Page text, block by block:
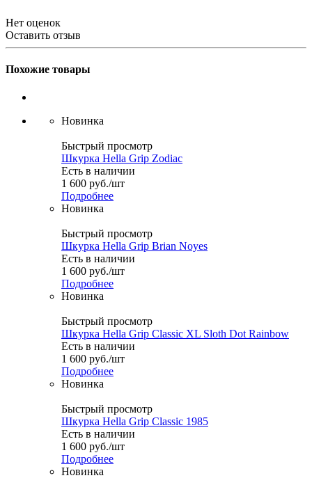
Нет оценок
Оставить отзыв
Похожие товары
Новинка
Быстрый просмотр
Шкурка Hella Grip Zodiac
Есть в наличии
1 600 руб./шт
Подробнее
Новинка
Быстрый просмотр
Шкурка Hella Grip Brian Noyes
Есть в наличии
1 600 руб./шт
Подробнее
Новинка
Быстрый просмотр
Шкурка Hella Grip Classic XL Sloth Dot Rainbow
Есть в наличии
1 600 руб./шт
Подробнее
Новинка
Быстрый просмотр
Шкурка Hella Grip Classic 1985
Есть в наличии
1 600 руб./шт
Подробнее
Новинка